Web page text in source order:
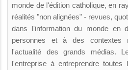
monde de l'édition catholique, en
réalités "non alignées" - revues,
dans l'information du monde en
personnes et à des contextes
l'actualité des grands médias.
l'entreprise à entreprendre